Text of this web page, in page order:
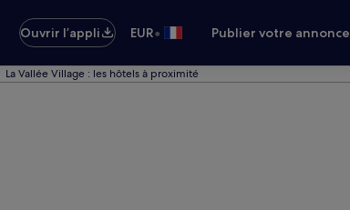
Ouvrir l’appli EUR• Publier votre annonce
La Vallée Village : les hôtels à proximité